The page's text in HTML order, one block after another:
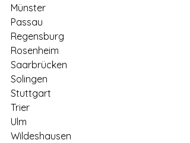
Münster
Passau
Regensburg
Rosenheim
Saarbrücken
Solingen
Stuttgart
Trier
Ulm
Wildeshausen